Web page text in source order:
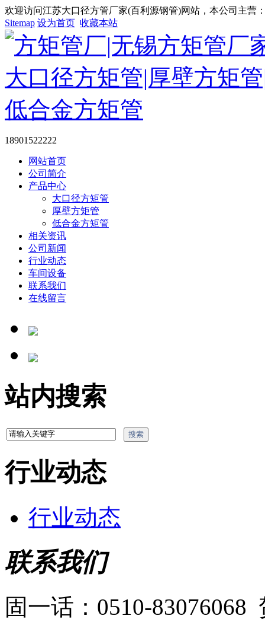
欢迎访问江苏大口径方管厂家(百利源钢管)网站，本公司主营
Sitemap 设为首页 收藏本站
18901522222
网站首页
公司简介
产品中心
大口径方矩管
厚壁方矩管
低合金方矩管
相关资讯
公司新闻
行业动态
车间设备
联系我们
在线留言
站内搜索
行业动态
行业动态
联系我们
固一话：0510-83076068